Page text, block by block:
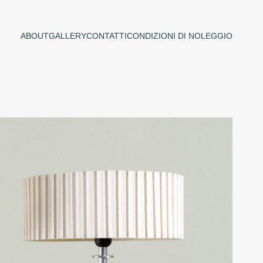
ABOUTGALLERYCONTATTICONDIZIONI DI NOLEGGIO